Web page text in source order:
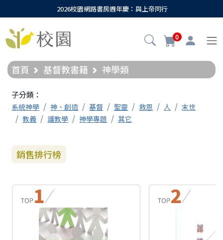
2026校園網路書房週年慶：與上帝同行
0
首頁 基督教書籍 神學類
子分類：
系統神學 神、創造 基督 聖靈 救恩 人
末世
教義
護教學 神學專題 其它
銷售排行榜